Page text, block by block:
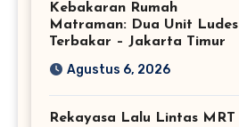
Kebakaran Rumah
Matraman: Dua Unit Ludes
Terbakar – Jakarta Timur
Agustus 6, 2026
Rekayasa Lalu Lintas MRT